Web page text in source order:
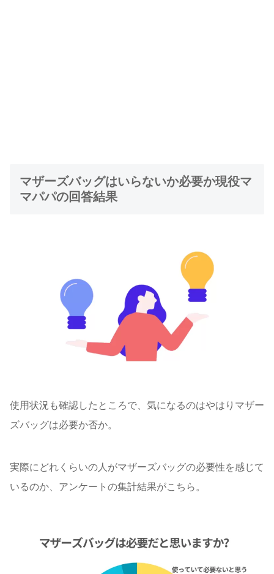
マザーズバッグはいらないか必要か現役マ
マパパの回答結果
使用状況も確認したところで、気になるのはやはりマザー
ズバッグは必要か否か。
実際にどれくらいの人がマザーズバッグの必要性を感じて
いるのか、アンケートの集計結果がこちら。